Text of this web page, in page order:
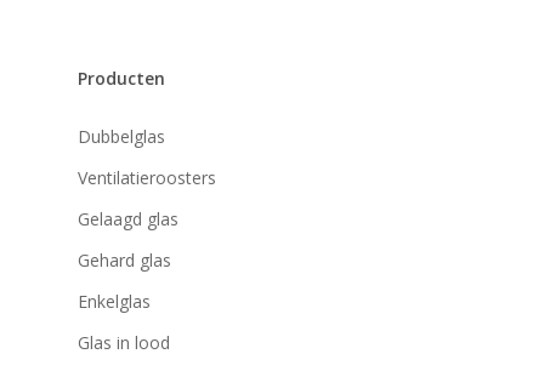
Producten
Dubbelglas
Ventilatieroosters
Gelaagd glas
Gehard glas
Enkelglas
Glas in lood